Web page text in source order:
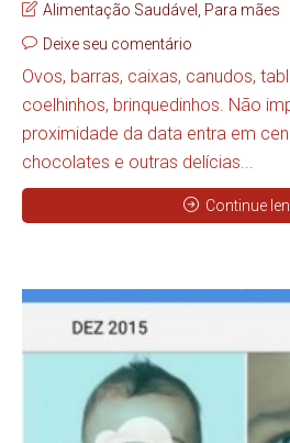
Alimentação Saudável , Para mães
Deixe seu comentário
Ovos, barras, caixas, canudos,
coelhinhos, brinquedinhos. Não
proximidade da data entra em
chocolates e outras delícias...
Continue